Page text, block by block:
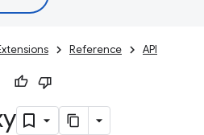
Reference API